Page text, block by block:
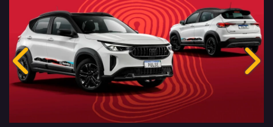
Anterior